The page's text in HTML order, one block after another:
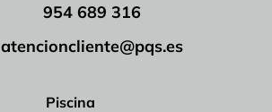
954 689 316
atencioncliente@pqs.es
Piscina